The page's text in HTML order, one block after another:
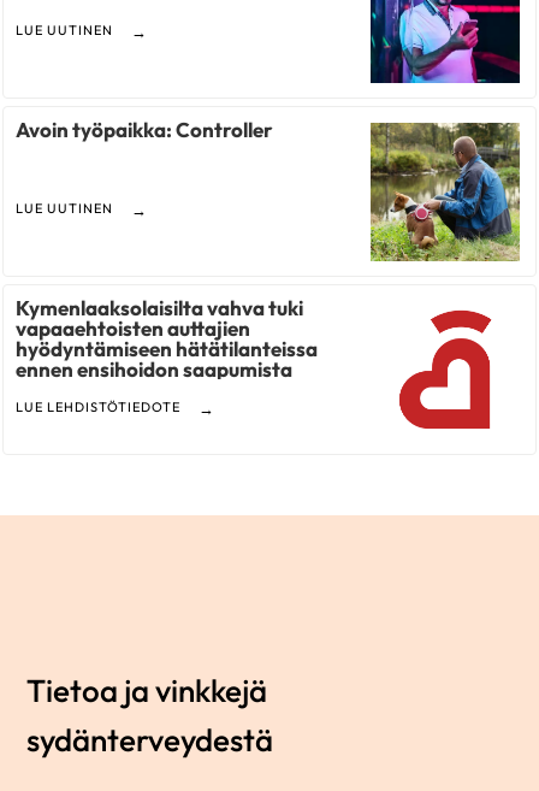
LUE UUTINEN
Avoin työpaikka: Controller
LUE UUTINEN
Kymenlaaksolaisilta vahva tuki
vapaaehtoisten auttajien
hyödyntämiseen hätätilanteissa
ennen ensihoidon saapumista
LUE LEHDISTÖTIEDOTE
Tietoa ja vinkkejä
sydänterveydestä